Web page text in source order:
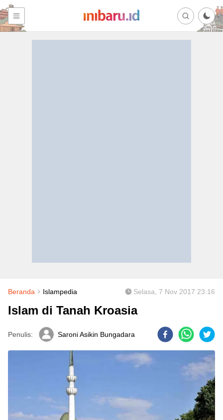
Beranda Islampedia Selasa, 7 Nov 2017 23:16
Islam di Tanah Kroasia
Penulis: Saroni Asikin Bungadara